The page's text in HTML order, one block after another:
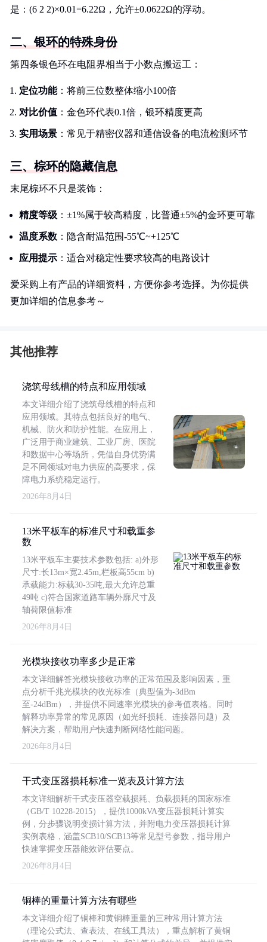
是：(6 2 2)×0.01=6.22Ω，允许±0.0622Ω的浮动。
二、银环的特殊身份
第四条银色环在电阻界相当于小数点搬运工：
定位功能：将前三位数整体缩小100倍
对比价值 ：金色环代表0.1倍，银环精度更高
实用场景 ：常见于精密仪器和通信设备的电流检测环节
三、棕环的隐藏信息
末尾棕环不只是装饰：
精度等级 ：±1%属于较高精度，比普通±5%的金环更可靠
温度系数 ：隐含耐温范围-55℃~+125℃
应用提示 ：适合对稳定性要求较高的电路设计
爱采购上有产品的详细资料，方便你参考选择。为你提供
更加详细的信息参考～
其他推荐
浇筑母线槽的特点和应用领域
本文详细介绍了浇筑母线槽的特点和
应用领域。其特点包括良好的电气、
机械、防火和防护性能。在应用上，
广泛用于商业建筑、工业厂房、医院
和数据中心等场所，凭借自身优势满
足不同领域对电力供应的高要求，保
障电力系统稳定运行。
2026年8月4日
13米平板车的标准尺寸和载重参
数
13米平板车主要技术参数包括: a)外形
尺寸:长13m×宽2.45m,栏板高55cm b)
承载能力:标载30-35吨,最大允许总重
49吨 c)符合国家道路车辆外廓尺寸及
轴荷限值标准
2026年8月4日
光模块接收功率多少是正常
本文详细解答光模块接收功率的正常范围及影响因素，重
点分析千兆光模块的收光标准（典型值为-3dBm
至-24dBm），并提供不同速率光模块的参考值表格。同时
解释功率异常的常见原因（如光纤损耗、连接器问题）及
解决方案，帮助用户快速判断网络性能问题。
2026年8月4日
干式变压器损耗标准一览表及计算方法
本文详细解析干式变压器空载损耗、负载损耗的国家标准
（GB/T 10228-2015），提供1000kVA变压器损耗计算实
例，分步骤说明变损计算方法，并附电力变压器损耗计算
实例表格，涵盖SCB10/SCB13等常见型号参数，指导用户
快速掌握变压器能效评估要点。
2026年8月4日
铜棒的重量计算方法有哪些
本文详细介绍了铜棒和黄铜棒重量的三种常用计算方法
（理论公式法、查表法、在线工具法），重点解析了黄铜